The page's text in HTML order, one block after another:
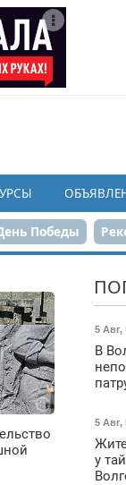
Победы
5 Авг,
В
5 Авг,
у